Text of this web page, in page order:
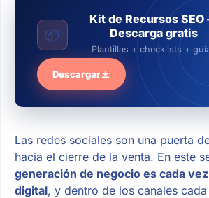
📦
Kit de Recursos
Descarga gratis
Plantillas + checklists +
Descargar
Las redes sociales son una puerta
hacia el cierre de la venta. En este
generación de negocio es cada
digital, y dentro de los canales